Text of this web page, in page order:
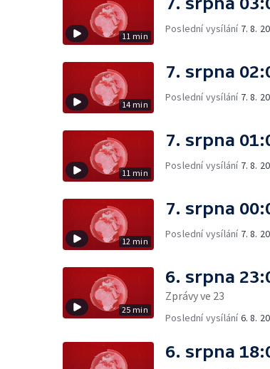
11 min
Poslední vysílání 7. 8.
14 min
7. srpna
Poslední vysílání 7. 8.
11 min
7. srpna
Poslední vysílání 7. 8.
12 min
7. srpna
Poslední vysílání 7. 8.
25 min
6. srpna
Zprávy ve 23
Poslední vysílání6. 8.
6. srpna